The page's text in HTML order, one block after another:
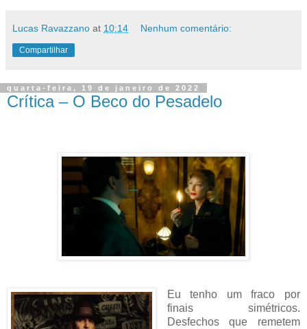
Lucas Ravazzano at 10:14 Nenhum comentário:
Compartilhar
quarta-feira, 19 de janeiro de 2022
Crítica – O Beco do Pesadelo
Eu tenho um fraco por
finais simétricos.
Desfechos que remetem